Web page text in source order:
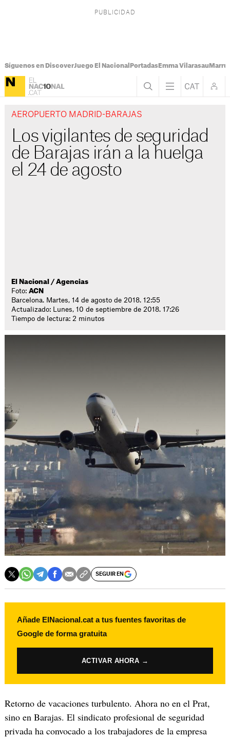
Síguenos en DiscoverJuego El Nacional PortadasEmma Vilarasau
AEROPUERTO MADRID-BARAJAS
Los vigilantes de seguridad
de Barajas irán a la huelga
el 24 de agosto
El Nacional / Agencias
Foto:ACN
Barcelona. Martes, 14 de agosto de 2018. 12:55
Actualizado: Lunes, 10 de septiembre de 2018. 17:26
Tiempo de lectura: 2 minutos
SEGUIR EN
Añade ElNacional.cat a tus fuentes favoritas de
Google de forma gratuita
ACTIVAR AHORA →
Retorno de vacaciones turbulento. Ahora no en el Prat,
sino en Barajas. El sindicato profesional de seguridad
privada ha convocado a los trabajadores de la empresa